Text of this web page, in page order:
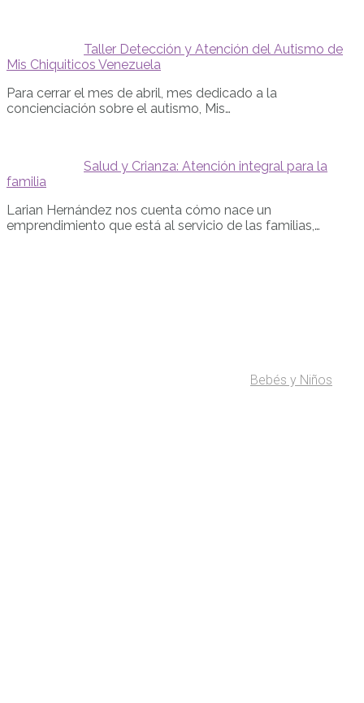
Taller Detección y Atención del Autismo de
Mis Chiquiticos Venezuela
Para cerrar el mes de abril, mes dedicado a la
concienciación sobre el autismo, Mis…
Salud y Crianza: Atención integral para la
familia
Larian Hernández nos cuenta cómo nace un
emprendimiento que está al servicio de las familias,…
Bebés y Niños